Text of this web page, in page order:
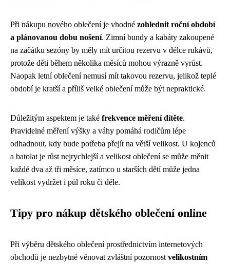
Při nákupu nového oblečení je vhodné zohlednit roční období
a plánovanou dobu nošení. Zimní bundy a kabáty zakoupené
na začátku sezóny by měly mít určitou rezervu v délce rukávů,
protože děti během několika měsíců mohou výrazně vyrůst.
Naopak letní oblečení nemusí mít takovou rezervu, jelikož teplé
období je kratší a příliš velké oblečení může být nepraktické.
Důležitým aspektem je také frekvence měření dítěte.
Pravidelné měření výšky a váhy pomáhá rodičům lépe
odhadnout, kdy bude potřeba přejít na větší velikost. U kojenců
a batolat je růst nejrychlejší a velikost oblečení se může měnit
každé dva až tři měsíce, zatímco u starších dětí může jedna
velikost vydržet i půl roku či déle.
Tipy pro nákup dětského oblečení online
Při výběru dětského oblečení prostřednictvím internetových
obchodů je nezbytné věnovat zvláštní pozornost velikostním